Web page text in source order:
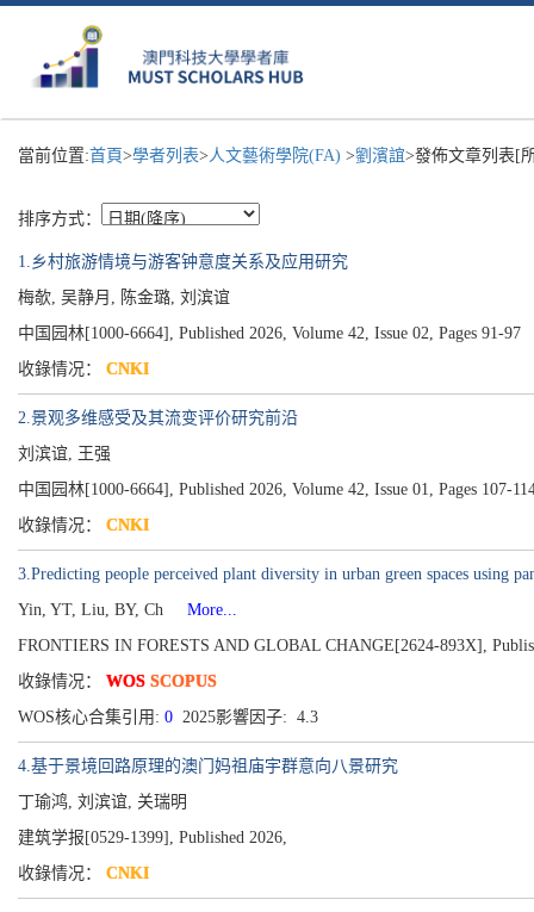
當前位置:首頁>學者列表>人文藝術學院(FA) >劉濱誼>發佈文章列表[
排序方式：
1.乡村旅游情境与游客钟意度关系及应用研究
梅欹, 吴静月, 陈金璐, 刘滨谊
中国园林[1000-6664], Published 2026, Volume 42, Issue 02, Pages 91-97
收錄情况： CNKI
2.景观多维感受及其流变评价研究前沿
刘滨谊, 王强
中国园林[1000-6664], Published 2026, Volume 42, Issue 01, Pages 107-
收錄情况： CNKI
3.Predicting people perceived plant diversity in urban green spaces using
Yin, YT, Liu, BY, Ch
More...
FRONTIERS IN FORESTS AND GLOBAL CHANGE[2624-893X],
收錄情况： WOS SCOPUS
WOS核心合集引用: 0 2025影響因子: 4.3
4.基于景境回路原理的澳门妈祖庙宇群意向八景研究
丁瑜鸿, 刘滨谊, 关瑞明
建筑学报[0529-1399], Published 2026,
收錄情况： CNKI